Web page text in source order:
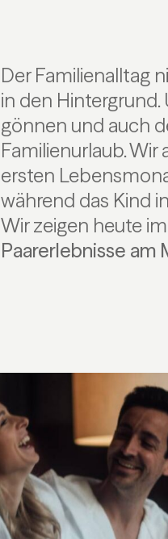
Der Familienalltag
in den
gönnen und auch
Familienurlaub.
ersten
während das Kind
Wir zeigen heute
Paarerlebnisse am